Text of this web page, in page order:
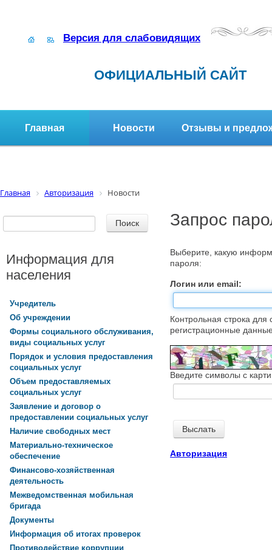
Версия для слабовидящих
ОФИЦИАЛЬНЫЙ САЙТ
Главная Новости Отзывы и
Главная Авторизация Новости
Запрос
Выберите, какую
пароля:
Логин или email:
Контрольная строка
регистрационные
Введите символы с
Авторизация
Информация для
населения
Учредитель
Об учреждении
Формы социального обслуживания,
виды социальных услуг
Порядок и условия предоставления
социальных услуг
Объем предоставляемых
социальных услуг
Заявление и договор о
предоставлении социальных услуг
Наличие свободных мест
Материально-техническое
обеспечение
Финансово-хозяйственная
деятельность
Межведомственная мобильная
бригада
Документы
Информация об итогах проверок
Противодействие коррупции